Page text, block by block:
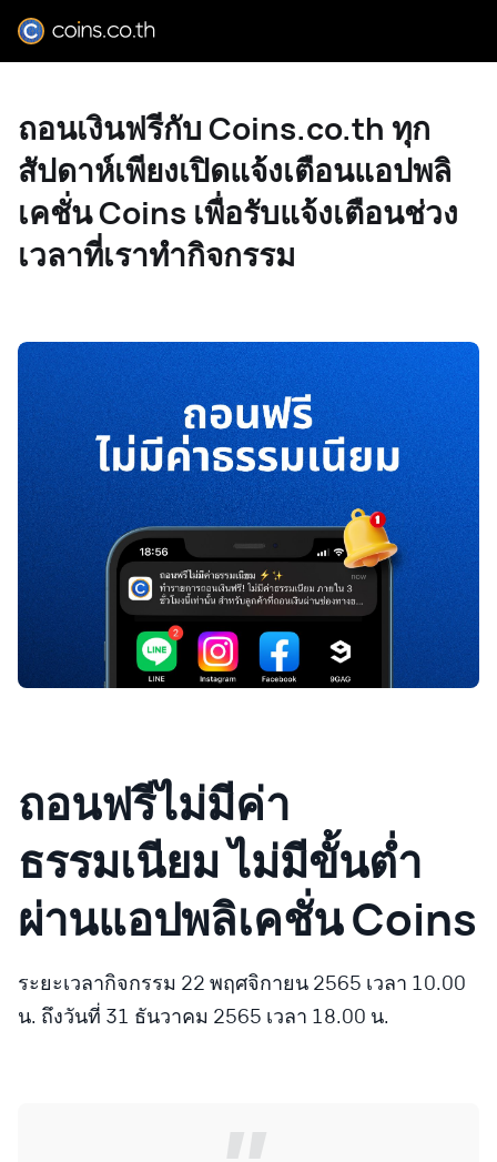
ถอนเงินฟรีกับ Coins.co.th ทุก
สัปดาห์เพียงเปิดแจ้งเตือนแอปพลิ
เคชั่น Coins เพื่อรับแจ้งเตือนช่วง
เวลาที่เราทำกิจกรรม
ถอนฟรีไม่มีค่า
ธรรมเนียม ไม่มีขั้นต่ำ
ผ่านแอปพลิเคชั่น Coins
ระยะเวลากิจกรรม 22 พฤศจิกายน 2565 เวลา 10.00
น. ถึงวันที่ 31 ธันวาคม 2565 เวลา 18.00 น.